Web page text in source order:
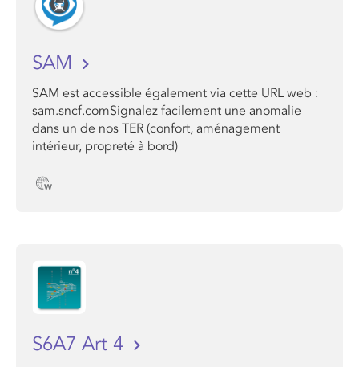
SAM
SAM est accessible également via cette URL web :
sam.sncf.comSignalez facilement une anomalie
dans un de nos TER (confort, aménagement
intérieur, propreté à bord)
S6A7 Art 4